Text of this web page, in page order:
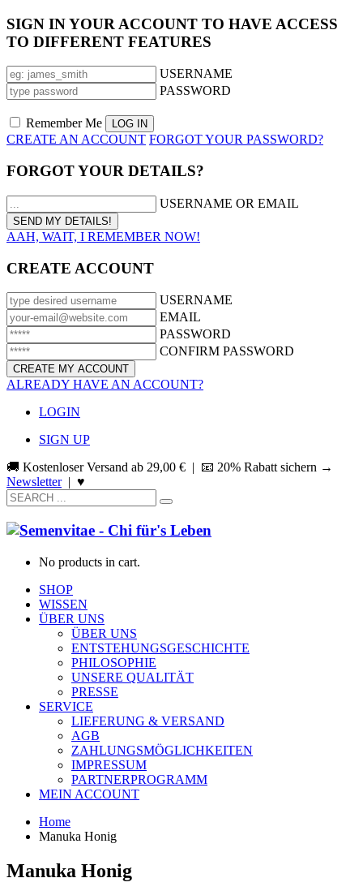
SIGN IN YOUR ACCOUNT TO HAVE ACCESS
TO DIFFERENT FEATURES
USERNAME
PASSWORD
Remember Me
CREATE AN ACCOUNT FORGOT YOUR PASSWORD?
FORGOT YOUR DETAILS?
USERNAME OR EMAIL
AAH, WAIT, I REMEMBER NOW!
CREATE ACCOUNT
USERNAME
EMAIL
PASSWORD
CONFIRM PASSWORD
ALREADY HAVE AN ACCOUNT?
LOGIN
SIGN UP
🚚 Kostenloser Versand ab 29,00 € | 📧 20% Rabatt sichern →
Newsletter| ♥
No products in cart.
SHOP
WISSEN
ÜBER UNS
ÜBER UNS
ENTSTEHUNGSGESCHICHTE
PHILOSOPHIE
UNSERE QUALITÄT
PRESSE
SERVICE
LIEFERUNG & VERSAND
AGB
ZAHLUNGSMÖGLICHKEITEN
IMPRESSUM
PARTNERPROGRAMM
MEIN ACCOUNT
Home
Manuka Honig
Manuka Honig